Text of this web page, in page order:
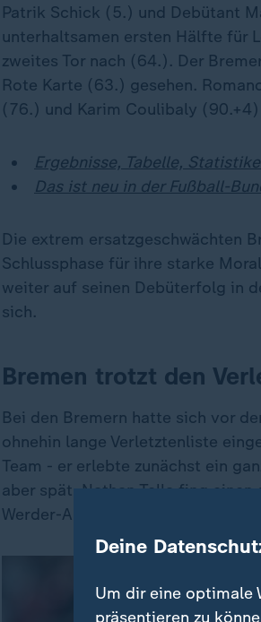
Patrik Schick (5.) und Debütant
unterhaltsamen ersten Hälfte für
zweites Tor nach (64.). Der
Rote Karte (63.) gesehen.
(76.) und Karim Coulibaly
Ergebnisse, Tabelle,
Das ist neu in der Fußball-
Die extrem ersatzgeschwächten
Schlussphase für ihre starke
weiter auf seinen Debüterfolg in
sich.
Bremen trotzt den
Bei den Bremern hatte sich vor
ohnehin lange Verletztenliste
Team - er erlebte zunächst ein
aber spät. Nathan Tella fing
Werder-Abwehr und bediente
Deine
Um dir eine optimale
präsentieren zu